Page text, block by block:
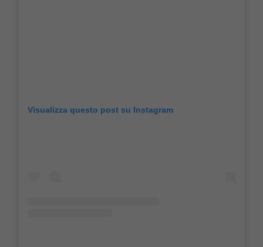
Visualizza questo post su Instagram